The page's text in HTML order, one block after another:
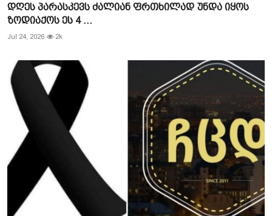
დღეს პარასკევს ძალიან ფრთხილად უნდა იყოს
ზოდიაქოს ეს 4 ...
Jul 24, 2026 2k